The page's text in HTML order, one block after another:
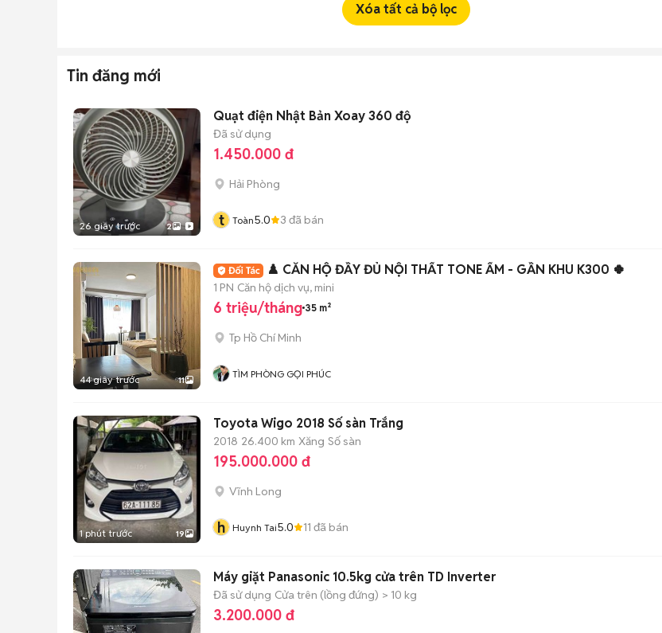
Xóa tất cả bộ lọc
Tin đăng mới
26 giây trước 2
Quạt điện Nhật Bản Xoay 360 độ
Đã sử dụng
1.450.000 đ
Hải Phòng
t Toàn5.0 3 đã bán
44 giây trước 11
♟️ CĂN HỘ ĐẦY ĐỦ NỘI THẤT TONE ẤM - GẦN KHU K300 🍀
1 PN Căn hộ dịch vụ, mini
6 triệu/tháng 35 m²
Tp Hồ Chí Minh
TÌM PHÒNG GỌI PHÚC
1 phút trước 19
Toyota Wigo 2018 Số sàn Trắng
2018 26.400 km Xăng Số sàn
195.000.000 đ
Vĩnh Long
h Huynh Tai5.0 11 đã bán
Máy giặt Panasonic 10.5kg cửa trên TD Inverter
Đã sử dụng Cửa trên (lồng đứng) > 10 kg
3.200.000 đ